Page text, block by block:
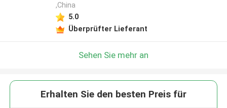
,China
5.0
Überprüfter Lieferant
Sehen Sie mehr an
Erhalten Sie den besten Preis für